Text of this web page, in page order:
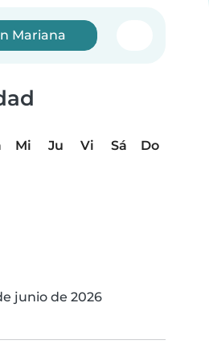
Mariana
Mi Ju Vi Sá
Do
junio de 2026